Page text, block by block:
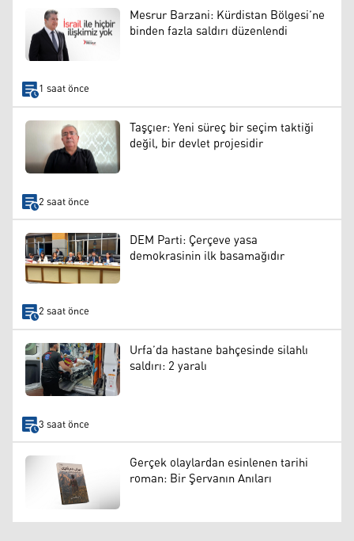
Mesrur Barzani: Kürdistan Bölgesi’ne
binden fazla saldırı düzenlendi
1 saat önce
Taşçıer: Yeni süreç bir seçim taktiği
değil, bir devlet projesidir
2 saat önce
DEM Parti: Çerçeve yasa
demokrasinin ilk basamağıdır
2 saat önce
Urfa’da hastane bahçesinde silahlı
saldırı: 2 yaralı
3 saat önce
Gerçek olaylardan esinlenen tarihi
roman: Bir Şervanın Anıları